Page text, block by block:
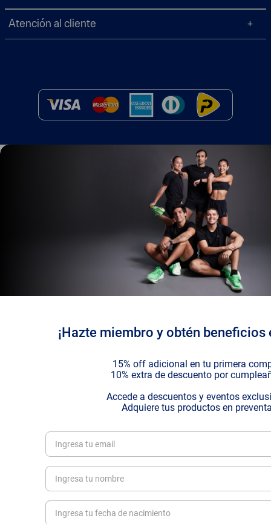
Atención al cliente
¡Hazte miembro y obtén beneficios
15% off adicional en tu primera
10% extra de descuento por
Accede a descuentos y eventos
Adquiere tus productos en